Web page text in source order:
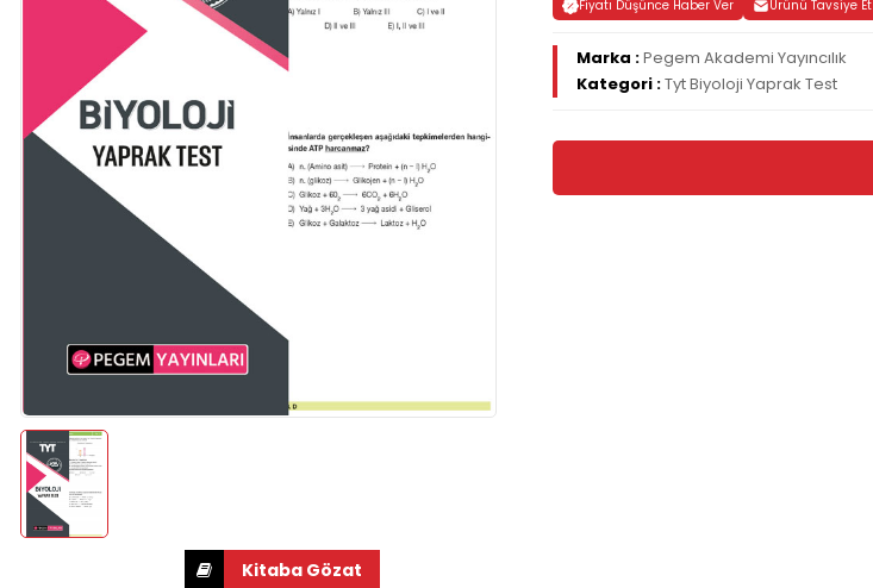
Fiyatı Düşünce Haber Ver Ürünü Tavsiye Et
Marka :Pegem Akademi Yayıncılık
Kategori :Tyt Biyoloji Yaprak Test